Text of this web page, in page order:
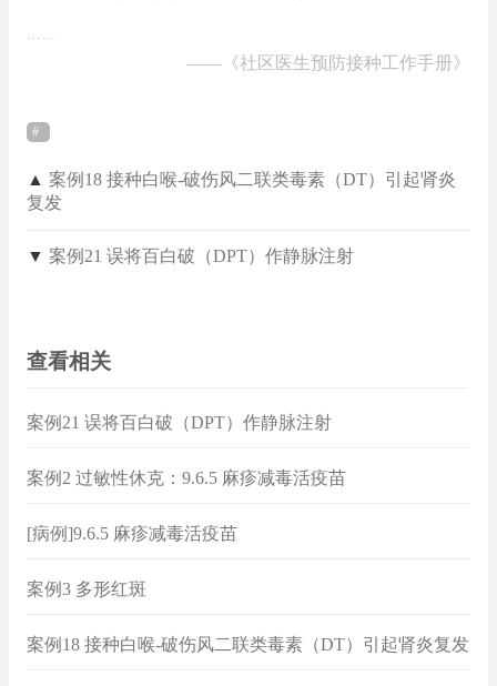
……
—— 《社区医生预防接种工作手册》
▲ 案例18 接种白喉-破伤风二联类毒素（DT）引起肾炎
复发
▼ 案例21 误将百白破（DPT）作静脉注射
查看相关
案例21 误将百白破（DPT）作静脉注射
案例2 过敏性休克：9.6.5 麻疹减毒活疫苗
[病例]9.6.5 麻疹减毒活疫苗
案例3 多形红斑
案例18 接种白喉-破伤风二联类毒素（DT）引起肾炎复发